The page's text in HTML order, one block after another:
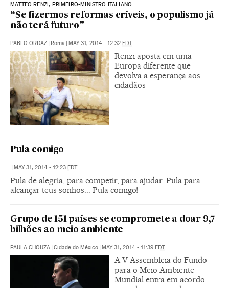
MATTEO RENZI, PRIMEIRO-MINISTRO ITALIANO
“Se fizermos reformas críveis, o populismo já
não terá futuro”
PABLO ORDAZ | Roma | MAY 31, 2014 - 12:32 EDT
Renzi aposta em uma
Europa diferente que
devolva a esperança aos
cidadãos
Pula comigo
| MAY 31, 2014 - 12:23 EDT
Pula de alegria, para competir, para ajudar. Pula para
alcançar teus sonhos... Pula comigo!
Grupo de 151 países se compromete a doar 9,7
bilhões ao meio ambiente
PAULA CHOUZA | Cidade do México | MAY 31, 2014 - 11:39 EDT
A V Assembleia do Fundo
para o Meio Ambiente
Mundial entra em acordo